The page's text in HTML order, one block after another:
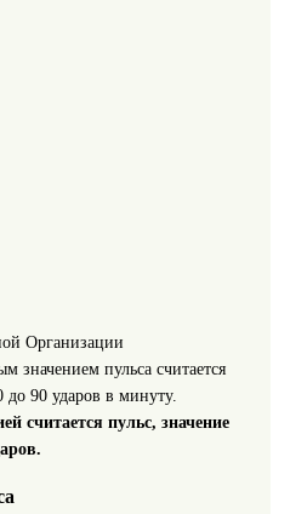
Организации
значением пульса считается
до 90 ударов в минуту.
считается пульс, значение